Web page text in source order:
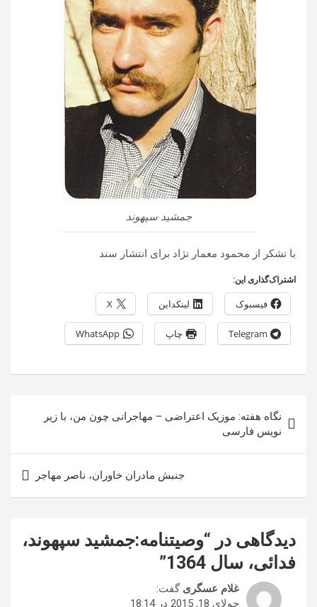
جمشید سپهوند
با تشکر از محمود معمار نژاد برای انتشار سند
اشتراک‌گذاری این:
فیسبوک لینکداین X
Telegram چاپ WhatsApp
راهبری
نوشته
نگاه هفته: موزیک اعتراضی – مهاجرانی چون من، با زیر
نویس فارسی
جنبش مادران خاوران، ناصر مهاجر
دیدگاهی در “وصيتنامه:جمشید سپهوند،
فدائی، سال 1364
”
غلام عسگری گفت:
جولای 18, 2015 در 18:14